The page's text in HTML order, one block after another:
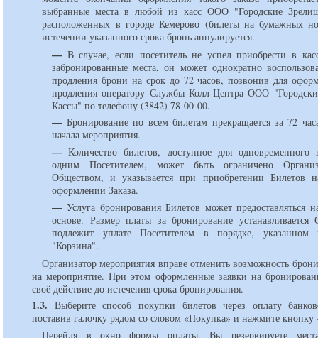
выбранные места в любой из касс ООО "Городские
расположенных в городе Кемерово (билеты на бумажных
истечении указанного срока бронь аннулируется.
— В случае, если посетитель не успел приобрести в
забронированные места, он может однократно
продления брони на срок до 72 часов, позвонив для
продления оператору Службы Колл-Центра ООО
Кассы" по телефону (3842) 78-00-00.
— Бронирование по всем билетам прекращается за 72
начала мероприятия.
— Количество билетов, доступное для одновременного
одним Посетителем, может быть ограничено
Обществом, и указывается при приобретении Билетов
оформлении Заказа.
— Услуга бронирования Билетов может предоставляться
основе. Размер платы за бронирование
подлежит уплате Посетителем в порядке, указанном
"Корзина".
Организатор мероприятия вправе отменить возможность
на мероприятие. При этом оформленные заявки на
своё действие до истечения срока бронирования.
1.3. Выберите способ покупки билетов через оплату
поставив галочку рядом со словом «Покупка» и нажмите кнопку
Перейдя в окно формы оплаты, Вы резервируете